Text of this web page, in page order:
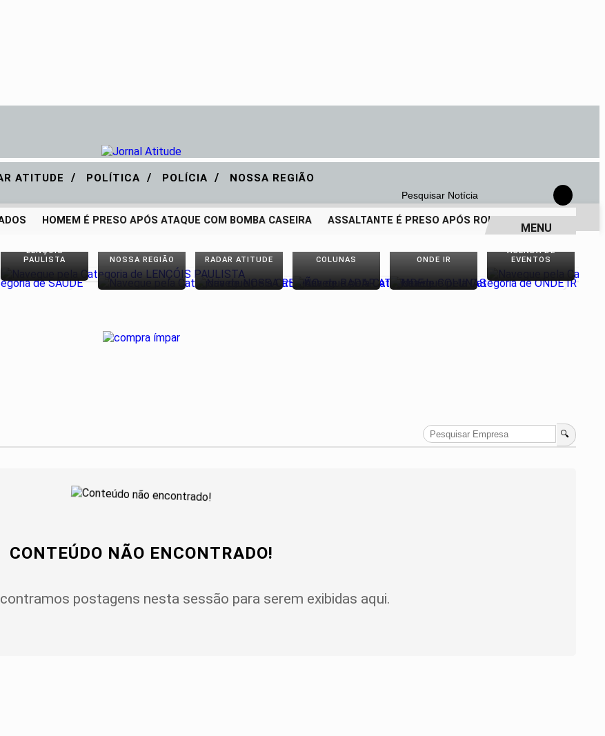
Pesquisar Notícia
ATITUDE / POLÍTICA / POLÍCIA / NOSSA REGIÃO
HOMEM É PRESO APÓS ATAQUE COM BOMBA CASEIRA ASSALTANTE É PRESO APÓS ROUBO COM TIROS EM
MENU
LENÇÓIS
PAULISTA
NOSSA REGIÃO RADAR ATITUDE COLUNAS ONDE IR
AGENDA DE
EVENTOS
🔍
CONTEÚDO NÃO ENCONTRADO!
postagens nesta sessão para serem exibidas aqui.